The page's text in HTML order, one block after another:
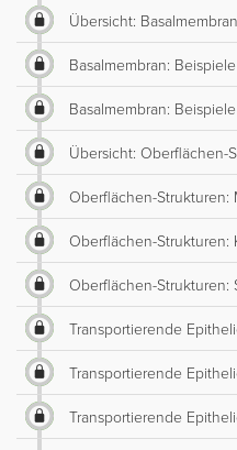
Übersicht: Basalmembran
Basalmembran: Beispiele
Basalmembran:
Übersicht: Oberflächen-
Oberflächen-Strukturen:
Oberflächen-Strukturen:
Oberflächen-Strukturen:
Transportierende
Transportierende
Transportierende